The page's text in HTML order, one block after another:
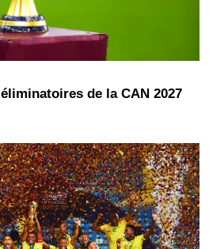
de la CAN 2027